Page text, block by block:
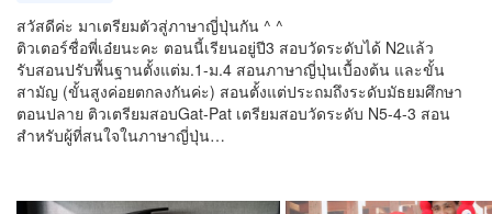
สวัสดีค่ะ มาเตรียมตัวสู่ภาษาญี่ปุ่นกัน ^ ^
ติวเตอร์ชื่อพี่เอ๋ยนะคะ ตอนนี้เรียนอยู่ปี3 สอบวัดระดับได้ N2แล้ว
รับสอนปรับพื้นฐานตั้งแต่ม.1-ม.4 สอนภาษาญี่ปุ่นเบื้องต้น และขั้น
สามัญ (ขั้นสูงค่อยตกลงกันค่ะ) สอนตั้งแต่ประถมถึงระดับมัธยมศึกษา
ตอนปลาย ติวเตรียมสอบGat-Pat เตรียมสอบวัดระดับ N5-4-3 สอน
สำหรับผู้ที่สนใจในภาษาญี่ปุ่น…